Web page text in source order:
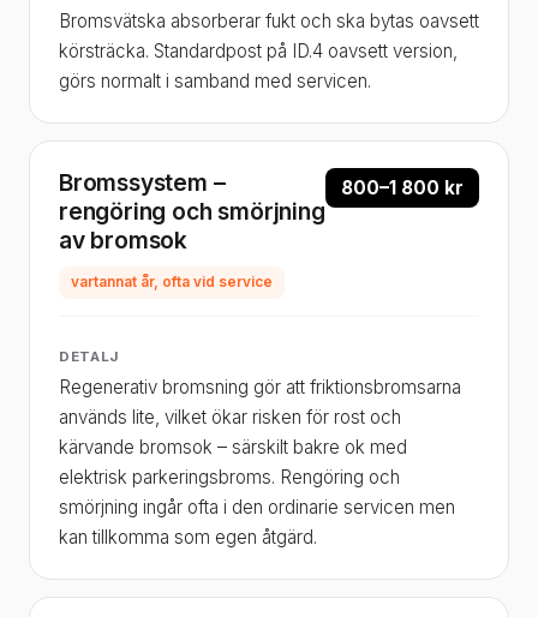
Bromsvätska absorberar fukt och ska bytas oavsett
körsträcka. Standardpost på ID.4 oavsett version,
görs normalt i samband med servicen.
Bromssystem –
rengöring och smörjning
av bromsok
vartannat år, ofta vid service
800–1 800 kr
DETALJ
Regenerativ bromsning gör att friktionsbromsarna
används lite, vilket ökar risken för rost och
kärvande bromsok – särskilt bakre ok med
elektrisk parkeringsbroms. Rengöring och
smörjning ingår ofta i den ordinarie servicen men
kan tillkomma som egen åtgärd.